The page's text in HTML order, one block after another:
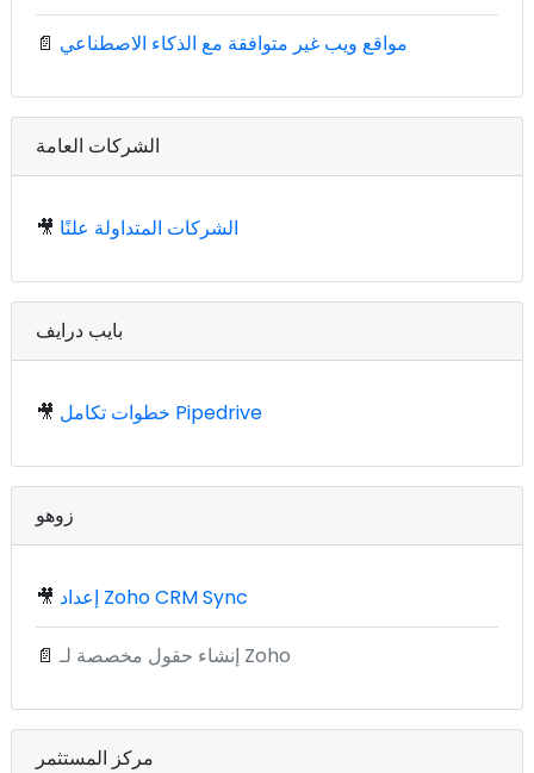
📄 مواقع ويب غير متوافقة مع الذكاء الاصطناعي
الشركات العامة
🎥 الشركات المتداولة علنًا
بايب درايف
🎥 خطوات تكامل Pipedrive
زوهو
🎥 إعداد Zoho CRM Sync
📄 إنشاء حقول مخصصة لـ Zoho
مركز المستثمر